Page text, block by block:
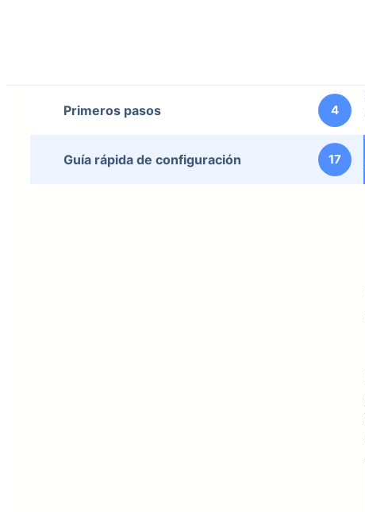
Primeros pasos 4
Guía rápida de configuración 17